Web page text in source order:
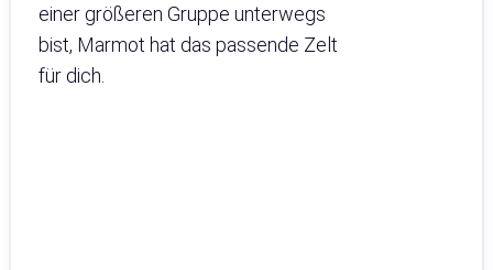
einer größeren Gruppe unterwegs
bist, Marmot hat das passende Zelt
für dich.